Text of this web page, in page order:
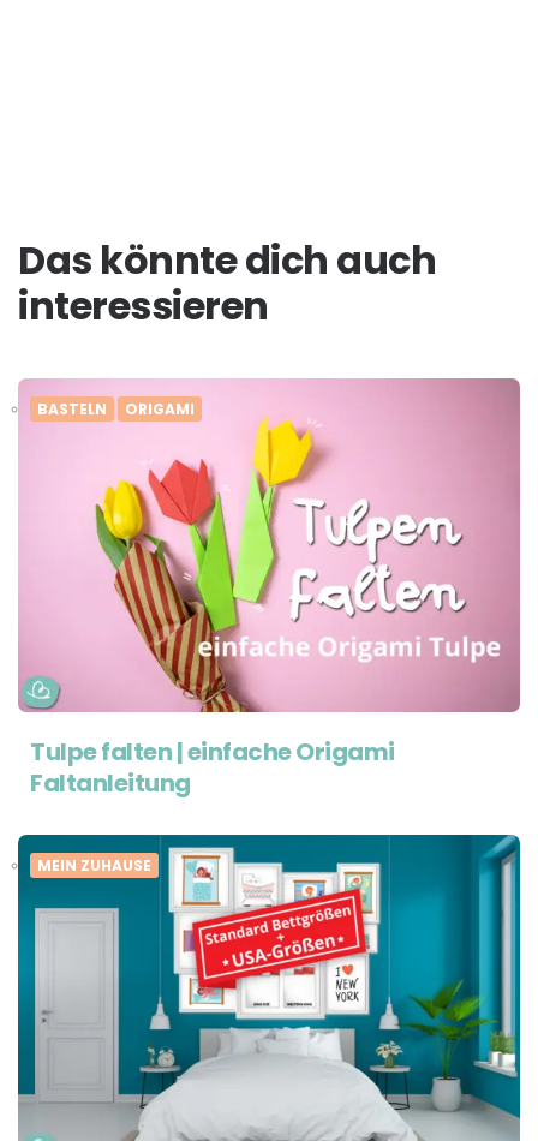
Das könnte dich auch
interessieren
BASTELN ORIGAMI
Tulpe falten | einfache Origami
Faltanleitung
MEIN ZUHAUSE